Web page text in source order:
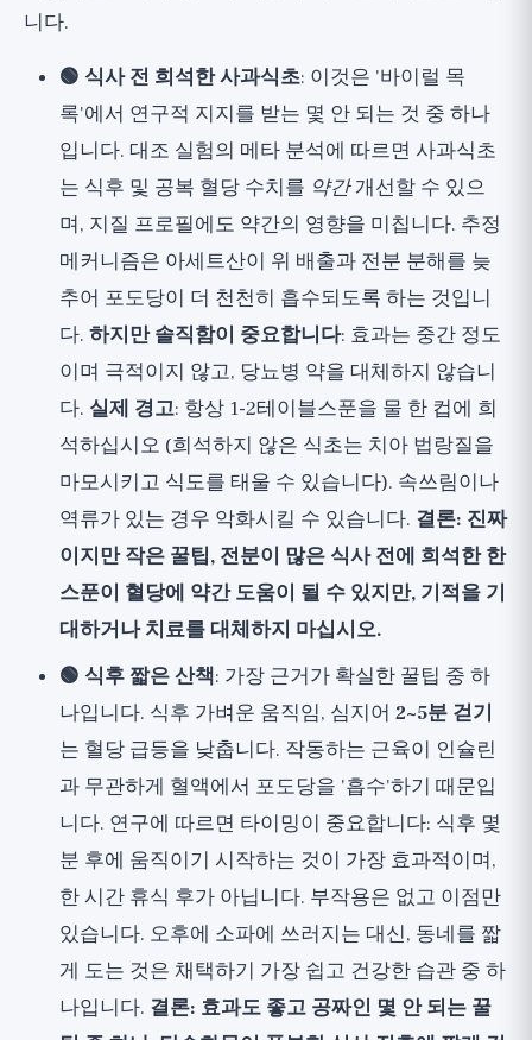
니다.
🟢 식사 전 희석한 사과식초: 이것은 '바이럴 목
록'에서 연구적 지지를 받는 몇 안 되는 것 중 하나
입니다. 대조 실험의 메타 분석에 따르면 사과식초
는 식후 및 공복 혈당 수치를 약간개선할 수 있으
며, 지질 프로필에도 약간의 영향을 미칩니다. 추정
메커니즘은 아세트산이 위 배출과 전분 분해를 늦
추어 포도당이 더 천천히 흡수되도록 하는 것입니
다. 하지만 솔직함이 중요합니다: 효과는 중간 정도
이며 극적이지 않고, 당뇨병 약을 대체하지 않습니
다. 실제 경고: 항상 1-2테이블스푼을 물 한 컵에 희
석하십시오 (희석하지 않은 식초는 치아 법랑질을
마모시키고 식도를 태울 수 있습니다). 속쓰림이나
역류가 있는 경우 악화시킬 수 있습니다. 결론: 진짜
이지만 작은 꿀팁, 전분이 많은 식사 전에 희석한 한
스푼이 혈당에 약간 도움이 될 수 있지만, 기적을 기
대하거나 치료를 대체하지 마십시오.
🟢 식후 짧은 산책: 가장 근거가 확실한 꿀팁 중 하
나입니다. 식후 가벼운 움직임, 심지어 2~5분 걷기
는 혈당 급등을 낮춥니다. 작동하는 근육이 인슐린
과 무관하게 혈액에서 포도당을 '흡수'하기 때문입
니다. 연구에 따르면 타이밍이 중요합니다: 식후 몇
분 후에 움직이기 시작하는 것이 가장 효과적이며,
한 시간 휴식 후가 아닙니다. 부작용은 없고 이점만
있습니다. 오후에 소파에 쓰러지는 대신, 동네를 짧
게 도는 것은 채택하기 가장 쉽고 건강한 습관 중 하
나입니다. 결론: 효과도 좋고 공짜인 몇 안 되는 꿀